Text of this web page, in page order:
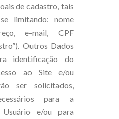
de cadastro, tais
limitando: nome
e-mail, CPF
Outros Dados
identificação do
ao Site e/ou
ser solicitados,
para a
e/ou para